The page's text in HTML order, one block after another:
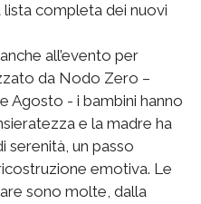
lista completa dei nuovi
all’evento per
da Nodo Zero –
Agosto - i bambini hanno
e la madre ha
serenità, un passo
emotiva. Le
sono molte, dalla